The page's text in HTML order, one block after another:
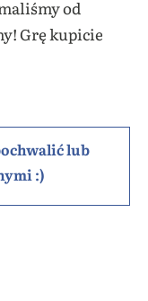
od
Grę kupicie
lub
:)